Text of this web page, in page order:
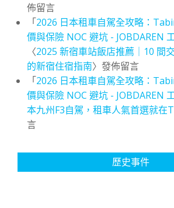
佈留言
「2026 日本租車自駕全攻略：
價與保險 NOC 避坑 - JOBDAREN
〈2025 新宿車站飯店推薦｜10 間
的新宿住宿指南〉發佈留言
「2026 日本租車自駕全攻略：
價與保險 NOC 避坑 - JOBDAREN
本九州F3自駕，租車人氣首選就在
言
歷史事件